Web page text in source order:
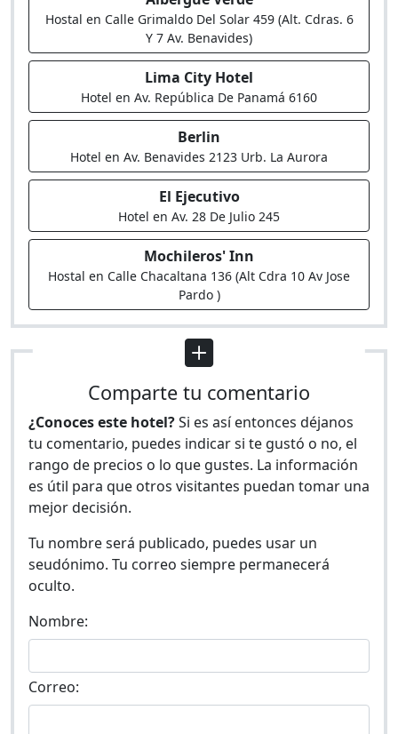
Hostal en Calle Grimaldo Del Solar 459 (Alt. Cdras. 6
Y 7 Av. Benavides)
Lima City Hotel
Hotel en Av. República De Panamá 6160
Berlin
Hotel en Av. Benavides 2123 Urb. La Aurora
El Ejecutivo
Hotel en Av. 28 De Julio 245
Mochileros' Inn
Hostal en Calle Chacaltana 136 (Alt Cdra 10 Av Jose
Pardo )
Comparte tu comentario
¿Conoces este hotel?Si es así entonces déjanos
tu comentario, puedes indicar si te gustó o no, el
rango de precios o lo que gustes. La información
es útil para que otros visitantes puedan tomar una
mejor decisión.
Tu nombre será publicado, puedes usar un
seudónimo. Tu correo siempre permanecerá
oculto.
Nombre:
Correo: